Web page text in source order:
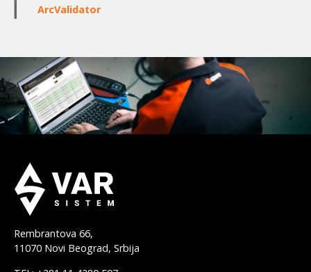
ArcValidator
Rembrantova 66,
11070 Novi Beograd, Srbija